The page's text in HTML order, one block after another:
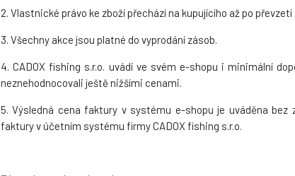
2. Vlastnické právo ke zboží přechází na kupujícího až po převzetí
3. Všechny akce jsou platné do vyprodání zásob.
4. CADOX fishing s.r.o. uvádí ve svém e-shopu i minimální
neznehodnocovali ještě nižšími cenami.
5. Výsledná cena faktury v systému e-shopu je uváděna
faktury v účetním systému firmy CADOX fishing s.r.o.